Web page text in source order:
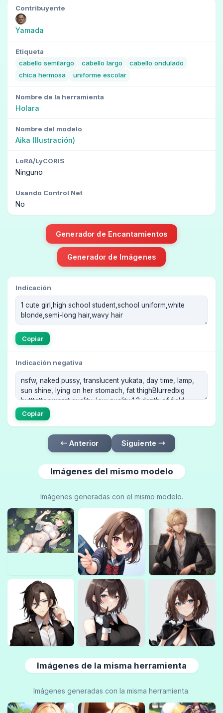
Contribuyente
Yamada
Etiqueta
cabello semilargo
cabello largo
cabello ondulado
chica hermosa
uniforme escolar
Nombre de la herramienta
Holara
Nombre del modelo
Aika (Ilustración)
LoRA/LyCORIS
Ninguno
Usando Control Net
No
Generador de Encantamientos
Generador de Imágenes
Indicación
Copiar
Indicación negativa
Copiar
← Anterior Siguiente →
Imágenes del mismo modelo
Imágenes generadas con el mismo modelo.
Imágenes de la misma herramienta
Imágenes generadas con la misma herramienta.